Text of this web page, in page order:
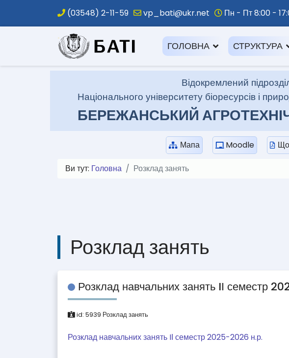
(03548) 2-11-59 vp_bati@ukr.net Пн - Пт 8:00 -
.
ГОЛОВНА СТРУКТУРА
Відокремлений
Національного університету біоресурсів і
БЕРЕЖАНСЬКИЙ
Мапа Moodle
Ви тут: Головна Розклад занять
Розклад занять
Розклад навчальних занять IІ семестр
id: 5939 Розклад занять
Розклад навчальних занять IІ семестр 2025-2026 н.р.